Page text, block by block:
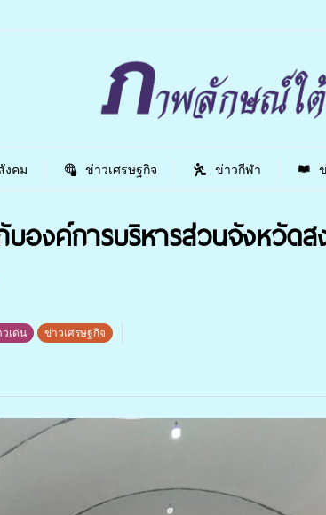
งคม ข่าวเศรษฐกิจ ข่าวกีฬา
บองค์การบริหารส่วนจังหวัด
เด่น ข่าวเศรษฐกิจ